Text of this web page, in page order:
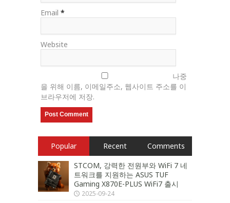
Email *
Website
나중
을 위해 이름, 이메일주소, 웹사이트 주소를 이
브라우저에 저장.
Popular Recent
Comments
STCOM, 강력한 전원부와 WiFi 7 네
트워크를 지원하는 ASUS TUF
Gaming X870E-PLUS WiFi7 출시
2025-09-24